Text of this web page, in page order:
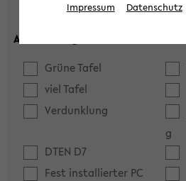
Ausstattung:
Grüne Tafel
viel Tafel
Verdunklung
g
DTEN D7
Fest installierter PC
Impressum Datenschutz